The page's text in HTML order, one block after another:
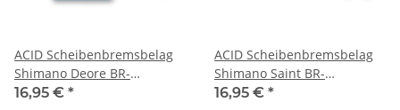
ACID Scheibenbremsbelag
Shimano Deore BR-
M505/515/525/445/446
16,95 € *
ACID Scheibenbremsbelag
Shimano Saint BR-
M820/810, Zee BR-M640, BR-
16,95 € *